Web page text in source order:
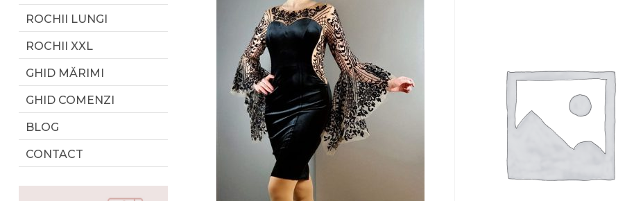
ROCHII LUNGI
ROCHII XXL
GHID MĂRIMI
GHID COMENZI
BLOG
CONTACT